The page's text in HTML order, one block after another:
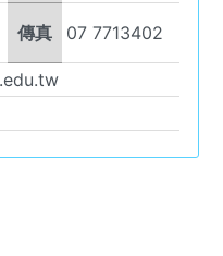
傳真 07 7713402